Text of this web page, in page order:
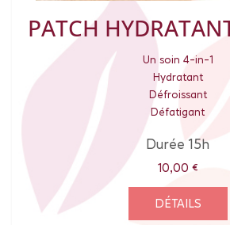
PATCH
Un soin 4-in-1
Hydratant
Défroissant
Défatigant
Durée 15h
10,00 €
DÉTAILS